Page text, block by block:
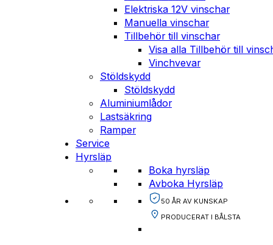
Elektriska 12V vinschar
Manuella vinschar
Tillbehör till vinschar
Visa alla Tillbehör till
Vinchvevar
Stöldskydd
Stöldskydd
Aluminiumlådor
Lastsäkring
Ramper
Service
Hyrsläp
Boka hyrsläp
Avboka Hyrsläp
50 ÅR AV KUNSKAP
PRODUCERAT I BÅLSTA